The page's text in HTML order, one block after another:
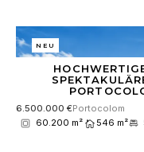
NEU
6.500.000 €Portocolom
60.200 m²
546 m²